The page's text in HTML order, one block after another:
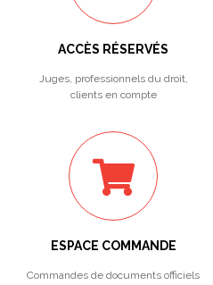
ACCÈS RÉSERVÉS
Juges, professionnels du droit,
clients en compte
ESPACE COMMANDE
Commandes de documents officiels